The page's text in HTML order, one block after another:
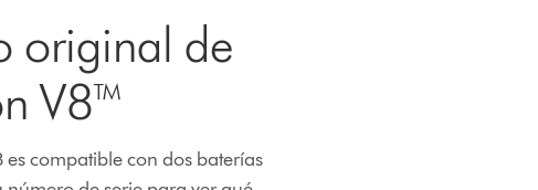
original de
V8™
compatible con dos baterías